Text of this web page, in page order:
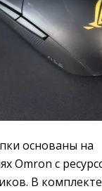
основаны на
Omron с
В